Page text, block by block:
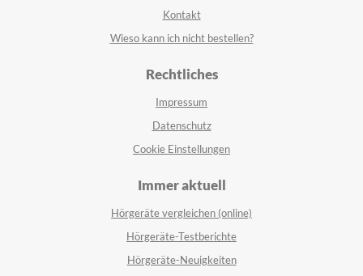
Kontakt
Wieso kann ich nicht bestellen?
Rechtliches
Impressum
Datenschutz
Cookie Einstellungen
Immer aktuell
Hörgeräte vergleichen (online)
Hörgeräte-Testberichte
Hörgeräte-Neuigkeiten